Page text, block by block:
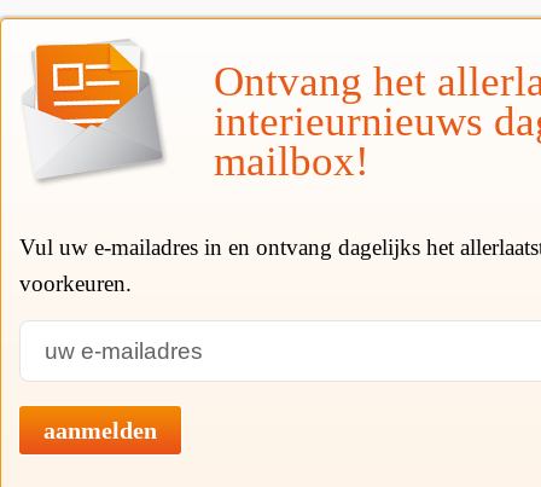
Ontvang het
interieurnieuws
mailbox!
Vul uw e-mailadres in en ontvang dagelijks het
voorkeuren.
aanmelden